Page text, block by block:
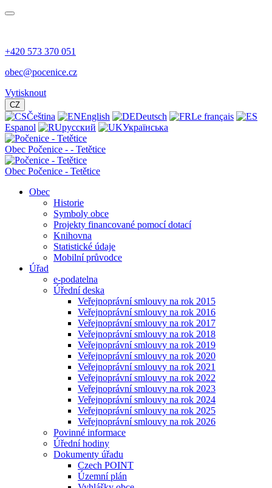
+420 573 370 051
obec@pocenice.cz
Vytisknout
CZ
Čeština English Deutsch
Le français
Espanol
русский Українська
Obec Počenice - - Tetětice
Obec Počenice - Tetětice
Obec
Historie
Symboly obce
Projekty financované pomocí dotací
Knihovna
Statistické údaje
Mobilní průvodce
Úřad
e-podatelna
Úřední deska
Veřejnoprávní smlouvy na rok 2015
Veřejnoprávní smlouvy na rok 2016
Veřejnoprávní smlouvy na rok 2017
Veřejnoprávní smlouvy na rok 2018
Veřejnoprávní smlouvy na rok 2019
Veřejnoprávní smlouvy na rok 2020
Veřejnoprávní smlouvy na rok 2021
Veřejnoprávní smlouvy na rok 2022
Veřejnoprávní smlouvy na rok 2023
Veřejnoprávní smlouvy na rok 2024
Veřejnoprávní smlouvy na rok 2025
Veřejnoprávní smlouvy na rok 2026
Povinné informace
Úřední hodiny
Dokumenty úřadu
Czech POINT
Územní plán